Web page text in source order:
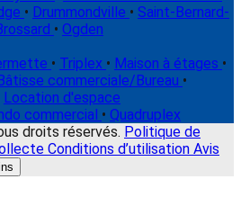
• Drummondville • Saint-Bernard-
• Ogden
• Triplex • Maison à étages •
commerciale/Bureau •
Location d'espace
commercial • Quadruplex
droits réservés. Politique de
Conditions d’utilisation Avis